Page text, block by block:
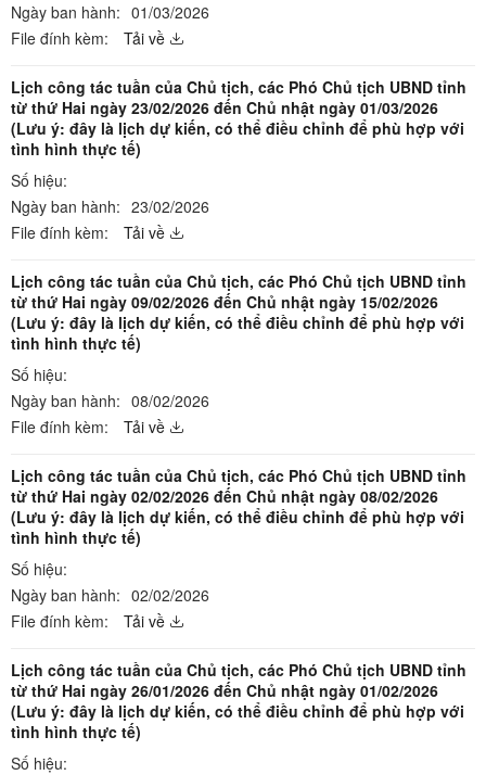
Ngày ban hành: 01/03/2026
File đính kèm:
Tải về
Lịch công tác tuần của Chủ tịch, các Phó Chủ tịch UBND tỉnh
từ thứ Hai ngày 23/02/2026 đến Chủ nhật ngày 01/03/2026
(Lưu ý: đây là lịch dự kiến, có thể điều chỉnh để phù hợp với
tình hình thực tế)
Số hiệu:
Ngày ban hành: 23/02/2026
File đính kèm:
Tải về
Lịch công tác tuần của Chủ tịch, các Phó Chủ tịch UBND tỉnh
từ thứ Hai ngày 09/02/2026 đến Chủ nhật ngày 15/02/2026
(Lưu ý: đây là lịch dự kiến, có thể điều chỉnh để phù hợp với
tình hình thực tế)
Số hiệu:
Ngày ban hành: 08/02/2026
File đính kèm:
Tải về
Lịch công tác tuần của Chủ tịch, các Phó Chủ tịch UBND tỉnh
từ thứ Hai ngày 02/02/2026 đến Chủ nhật ngày 08/02/2026
(Lưu ý: đây là lịch dự kiến, có thể điều chỉnh để phù hợp với
tình hình thực tế)
Số hiệu:
Ngày ban hành: 02/02/2026
File đính kèm:
Tải về
Lịch công tác tuần của Chủ tịch, các Phó Chủ tịch UBND tỉnh
từ thứ Hai ngày 26/01/2026 đến Chủ nhật ngày 01/02/2026
(Lưu ý: đây là lịch dự kiến, có thể điều chỉnh để phù hợp với
tình hình thực tế)
Số hiệu: